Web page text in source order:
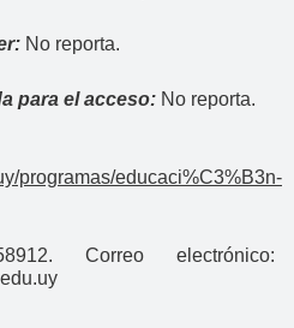
No reporta.
para el acceso: No reporta.
programas/educaci%C3%B3n-
Correo electrónico: